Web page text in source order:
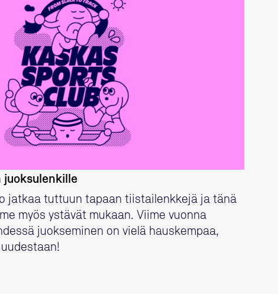
LUE LISÄÄ
juoksulenkille
jatkaa tuttuun tapaan tiistailenkkejä ja tänä
myös ystävät mukaan. Viime vuonna
juokseminen on vielä hauskempaa,